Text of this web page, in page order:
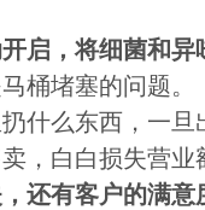
启，将细菌和异
堵塞的问题。
么东西，一旦
，白白损失营业
还有客户的满